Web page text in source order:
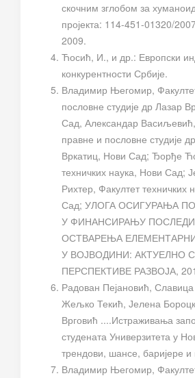
скочним зглобом за
пројекта: 114-451-01320/
2009.
Ћосић, И., и др.: Европски
конкурентности Србије.
Владимир Његомир,
пословне студије др Лазар
Сад, Александар
правне и пословне студије
Вркатиц, Нови Сад; Ђорђе
техничких наука, Нови Сад;
Рихтер, Факултет техничких
Сад; УЛОГА ОСИГУРАЊА
У ФИНАНСИРАЊУ
ОСТВАРЕЊА
У ВОЈВОДИНИ: АКТУЕЛНО
ПЕРСПЕКТИВЕ РАЗВОЈА,
Радован Пејановић,
Жељко Текић, Јелена
Врговић ....Истраживања
студената Универзитета у
трендови, шансе, баријере
Владимир Његомир,